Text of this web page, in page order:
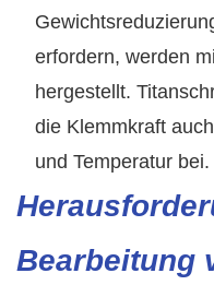
erfordern, werden
hergestellt.
die Klemmkraft
und Temperatur bei.
Bearbeitung